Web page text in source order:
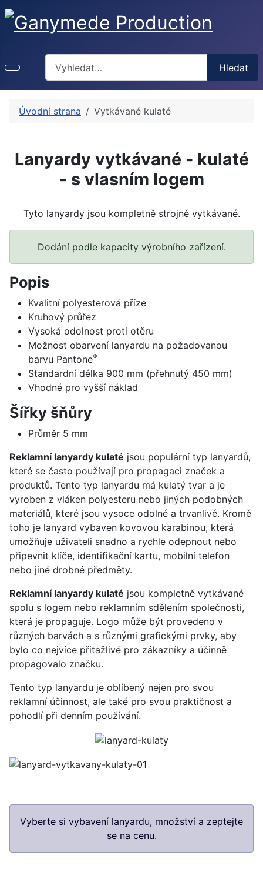
Hledat
Úvodní strana Vytkávané kulaté
Lanyardy vytkávané - kulaté
- s vlasním logem
Tyto lanyardy jsou kompletně strojně vytkávané.
Dodání podle kapacity výrobního zařízení.
Popis
Kvalitní polyesterová příze
Kruhový průřez
Vysoká odolnost proti otěru
Možnost obarvení lanyardu na požadovanou
barvu Pantone®
Standardní délka 900 mm (přehnutý 450 mm)
Vhodné pro vyšší náklad
Šířky šňůry
Průměr 5 mm
Reklamní lanyardy kulaté jsou populární typ lanyardů,
které se často používají pro propagaci značek a
produktů. Tento typ lanyardu má kulatý tvar a je
vyroben z vláken polyesteru nebo jiných podobných
materiálů, které jsou vysoce odolné a trvanlivé. Kromě
toho je lanyard vybaven kovovou karabinou, která
umožňuje uživateli snadno a rychle odepnout nebo
připevnit klíče, identifikační kartu, mobilní telefon
nebo jiné drobné předměty.
Reklamní lanyardy kulaté jsou kompletně vytkávané
spolu s logem nebo reklamním sdělením společnosti,
která je propaguje. Logo může být provedeno v
různých barvách a s různými grafickými prvky, aby
bylo co nejvíce přitažlivé pro zákazníky a účinně
propagovalo značku.
Tento typ lanyardu je oblíbený nejen pro svou
reklamní účinnost, ale také pro svou praktičnost a
pohodlí při denním používání.
Vyberte si vybavení lanyardu, množství a zeptejte
se na cenu.